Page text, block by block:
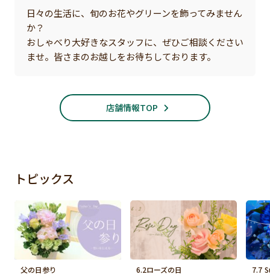
日々の生活に、旬のお花やグリーンを飾ってみません
か？
おしゃべり大好きなスタッフに、ぜひご相談ください
ませ。皆さまのお越しをお待ちしております。
店舗情報TOP
トピックス
父の日参り 6.2ローズの日 7.7